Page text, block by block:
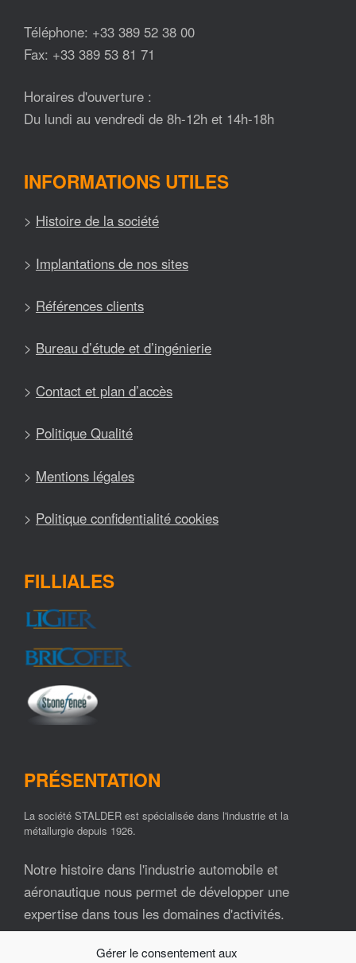
Gérer le consentement aux
Téléphone: +33 389 52 38 00
Fax: +33 389 53 81 71
Horaires d'ouverture :
Du lundi au vendredi de 8h-12h et 14h-18h
INFORMATIONS UTILES
> Histoire de la société
> Implantations de nos sites
> Références clients
> Bureau d’étude et d’ingénierie
> Contact et plan d’accès
> Politique Qualité
> Mentions légales
> Politique confidentialité cookies
FILLIALES
PRÉSENTATION
La société STALDER est spécialisée dans l'industrie et la
métallurgie depuis 1926.
Notre histoire dans l'industrie automobile et
aéronautique nous permet de développer une
expertise dans tous les domaines d'activités.
Nos ressources matérielles et humaines font de la